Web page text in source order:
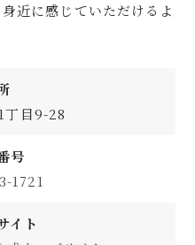
近に感じていただけるよ
丁目9-28
号
1721
イト